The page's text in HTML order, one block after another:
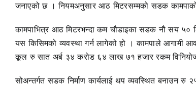
जनाएको छ । नियमअनुसार आठ मिटरसम्मको सडक
कामपाभित्र आठ मिटरभन्दा कम चौडाइका सडक नौ सय
यस किसिमको व्यवस्था गर्न लागेको हो । कामपाले आगामी
कूल रु सात अर्ब ३४ करोड ६४ लाख ७१ हजार रकम
सोअन्तर्गत सडक निर्माण कार्यलाई थप व्यवस्थित बनाउन रु